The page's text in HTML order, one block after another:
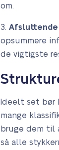
om.
3.
opsummere
de vigtigste
Ideelt set bør
mange
bruge dem til
så alle